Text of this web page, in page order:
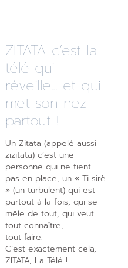
ZITATA c’est la
télé qui
réveille... et qui
met son nez
partout !
Un Zitata (appelé aussi
zizitata) c’est une
personne qui ne tient
pas en place, un « Ti sirè
» (un turbulent) qui est
partout à la fois, qui se
mêle de tout, qui veut
tout connaître,
tout faire.
C’est exactement cela,
ZITATA, La Télé !